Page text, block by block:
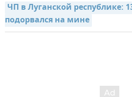
ЧП в Луганской республике:
подорвался на мине